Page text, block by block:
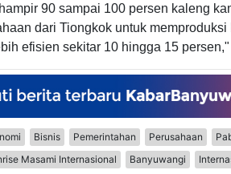
90 sampai 100 persen kaleng
dari Tiongkok untuk
efisien sekitar 10 hingga 15
Bisnis Pemerintahan Perusahaan
Masami Internasional
Banyuwangi